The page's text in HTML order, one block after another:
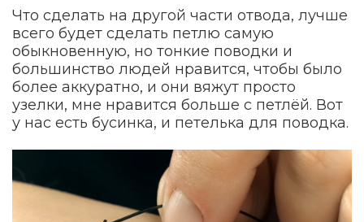
Что сделать на другой части отвода, лучше
всего будет сделать петлю самую
обыкновенную, но тонкие поводки и
большинство людей нравится, чтобы было
более аккуратно, и они вяжут просто
узелки, мне нравится больше с петлёй. Вот
у нас есть бусинка, и петелька для поводка.